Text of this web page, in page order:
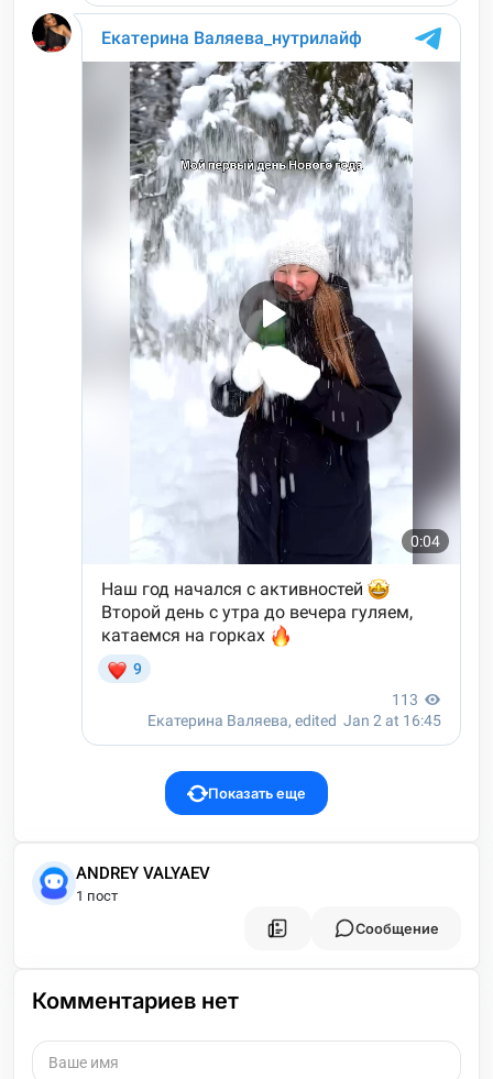
Показать еще
ANDREY VALYAEV
1 пост
Сообщение
Комментариев нет